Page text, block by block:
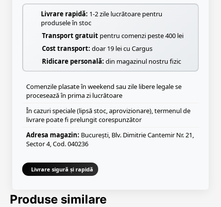
Livrare rapidă: 1-2 zile lucrătoare pentru
produsele în stoc
Transport gratuit pentru comenzi peste 400 lei
Cost transport: doar 19 lei cu Cargus
Ridicare personală: din magazinul nostru fizic
Comenzile plasate în weekend sau zile libere legale se
procesează în prima zi lucrătoare
În cazuri speciale (lipsă stoc, aprovizionare), termenul de
livrare poate fi prelungit corespunzător
Adresa magazin: București, Blv. Dimitrie Cantemir Nr. 21,
Sector 4, Cod. 040236
Livrare sigură și rapidă
Produse similare